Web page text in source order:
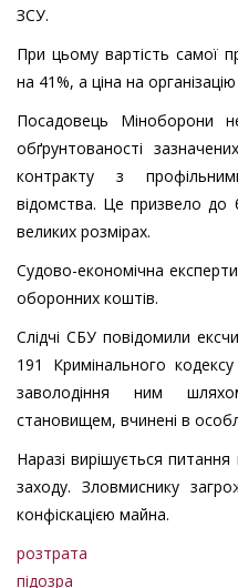
ЗСУ.
При цьому вартість самої
на 41%, а ціна на
Посадовець Міноборони
обґрунтованості
контракту з
відомства. Це призвело до
великих розмірах.
Судово-економічна
оборонних коштів.
Слідчі СБУ повідомили
191 Кримінального
заволодіння ним
становищем, вчинені в
Наразі вирішується
заходу. Зловмиснику
конфіскацією майна.
розтрата
підозра